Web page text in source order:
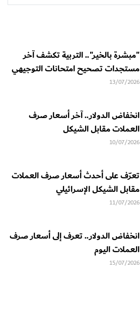
"مبشرة بالخير".. التربية تكشف آخر
مستجدات تصحيح امتحانات التوجيهي
13/07/2026
انخفاض الدولار.. آخر أسعار صرف
العملات مقابل الشيكل
10/07/2026
تعرّف على أحدث أسعار صرف العملات
مقابل الشيكل الإسرائيلي
11/07/2026
انخفاض الدولار.. تعرف إلى أسعار صرف
العملات اليوم
15/07/2026